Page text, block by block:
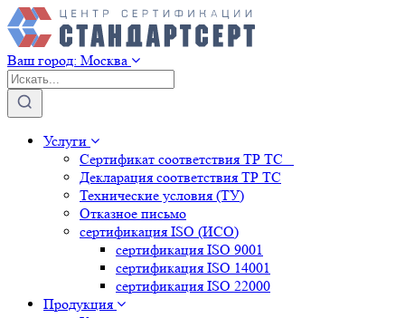
Ваш город: Москва
Услуги
Сертификат соответствия ТР ТС
Декларация соответствия ТР ТС
Технические условия (ТУ)
Отказное письмо
сертификация ISO (ИСО)
сертификация ISO 9001
сертификация ISO 14001
сертификация ISO 22000
Продукция